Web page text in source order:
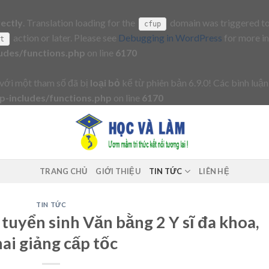
. Translation loading for the cfup
domain was triggered
action or later. Please see Debugging in WordPress for more
functions.php on line 6170
một tham số đã bị loại bỏ kể từ phiên bản 6.9.0! Các bình
includes/functions.php on line 6170
TRANG CHỦ GIỚI THIỆU TIN TỨC LIÊN HỆ
TIN TỨC
sinh Văn bằng 2 Y sĩ đa khoa,
giảng cấp tốc